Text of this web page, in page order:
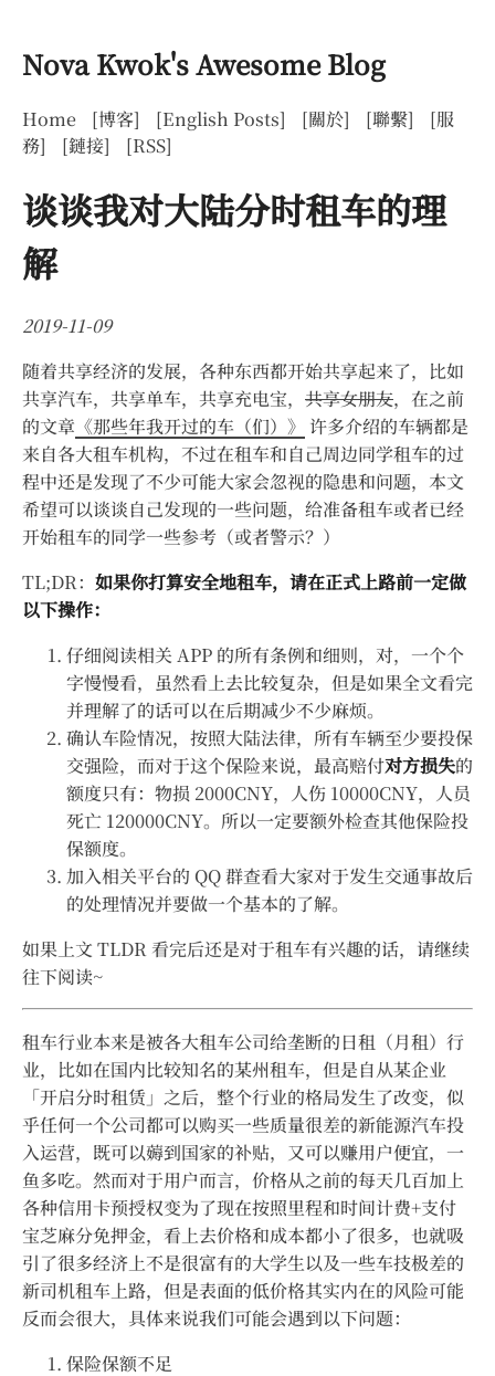
Nova Kwok's Awesome Blog
Home [博客] [English Posts] [關於] [聯繫]
[服
務]
[鏈接] [RSS]
谈谈我对大陆分时租车的理
解
2019-11-09
随着共享经济的发展，各种东西都开始共享起来了，比如
共享汽车，共享单车，共享充电宝， 共享女朋友，在之前
的文章 《那些年我开过的车（们）》 许多介绍的车辆都是
来自各大租车机构，不过在租车和自己周边同学租车的过
程中还是发现了不少可能大家会忽视的隐患和问题，本文
希望可以谈谈自己发现的一些问题，给准备租车或者已经
开始租车的同学一些参考（或者警示？）
TL;DR： 如果你打算安全地租车，请在正式上路前一定做
以下操作：
仔细阅读相关 APP 的所有条例和细则，对，一个个
字慢慢看，虽然看上去比较复杂，但是如果全文看完
并理解了的话可以在后期减少不少麻烦。
确认车险情况，按照大陆法律，所有车辆至少要投保
交强险，而对于这个保险来说，最高赔付对方损失的
额度只有：物损 2000CNY，人伤 10000CNY，人员
死亡 120000CNY。所以一定要额外检查其他保险投
保额度。
加入相关平台的 QQ 群查看大家对于发生交通事故后
的处理情况并要做一个基本的了解。
如果上文 TLDR 看完后还是对于租车有兴趣的话，请继续
往下阅读~
租车行业本来是被各大租车公司给垄断的日租（月租）行
业，比如在国内比较知名的某州租车，但是自从某企业
「开启分时租赁」之后，整个行业的格局发生了改变，似
乎任何一个公司都可以购买一些质量很差的新能源汽车投
入运营，既可以薅到国家的补贴，又可以赚用户便宜，一
鱼多吃。然而对于用户而言，价格从之前的每天几百加上
各种信用卡预授权变为了现在按照里程和时间计费+支付
宝芝麻分免押金，看上去价格和成本都小了很多，也就吸
引了很多经济上不是很富有的大学生以及一些车技极差的
新司机租车上路，但是表面的低价格其实内在的风险可能
反而会很大，具体来说我们可能会遇到以下问题：
保险保额不足